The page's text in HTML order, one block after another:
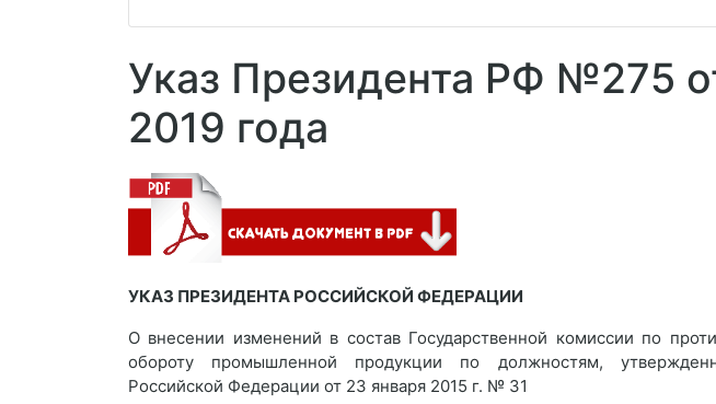
Указ Президента РФ №275
2019 года
УКАЗ ПРЕЗИДЕНТА РОССИЙСКОЙ ФЕДЕРАЦИИ
О внесении изменений в состав Государственной комиссии по
обороту промышленной продукции по должностям,
Российской Федерации от 23 января 2015 г. № 31